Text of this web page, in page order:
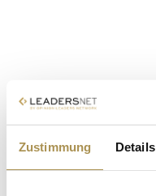
Zustimmung Details